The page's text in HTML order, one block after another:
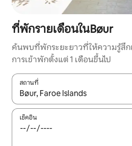
ที่พักรายเดือนในBøur
ค้นพบที่พักระยะยาวที่ให้ความรู้สึ
การเข้าพักตั้งแต่ 1 เดือนขึ้นไป
สถานที่
ใช้ลูกศรขึ้นลง หรือใช้การสัมผัสหรือปั
เช็คอิน